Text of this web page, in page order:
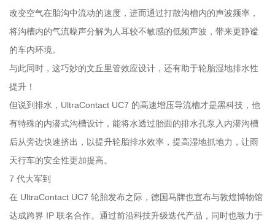
改变空气在胎沟中流动的速度，进而通过打散沟槽内的声波频率，
将沟槽内的气流噪声分解为人耳较不敏感的低频声波，带来更静谧
的车内环境。
与此同时，这巧妙的文丘里管效应设计，还有助于轮胎湿地排水性
提升！
但说到排水，UltraContact UC7 的高速增压导流槽才是黑科技，他
有特殊的内潜式沟槽设计，能将水透过胎面的排水孔泵入内潜沟槽
后从旁边快速挤出，以提升轮胎排水效率，提高湿地抓地力，让雨
天行车的安全性更加提高。
7 代大军到
在 UltraContact UC7 轮胎发布之际，德国马牌也宣布与敦煌博物馆
达成跨界 IP 联名合作。通过前沿科技升级迭代产品，同时也致力于